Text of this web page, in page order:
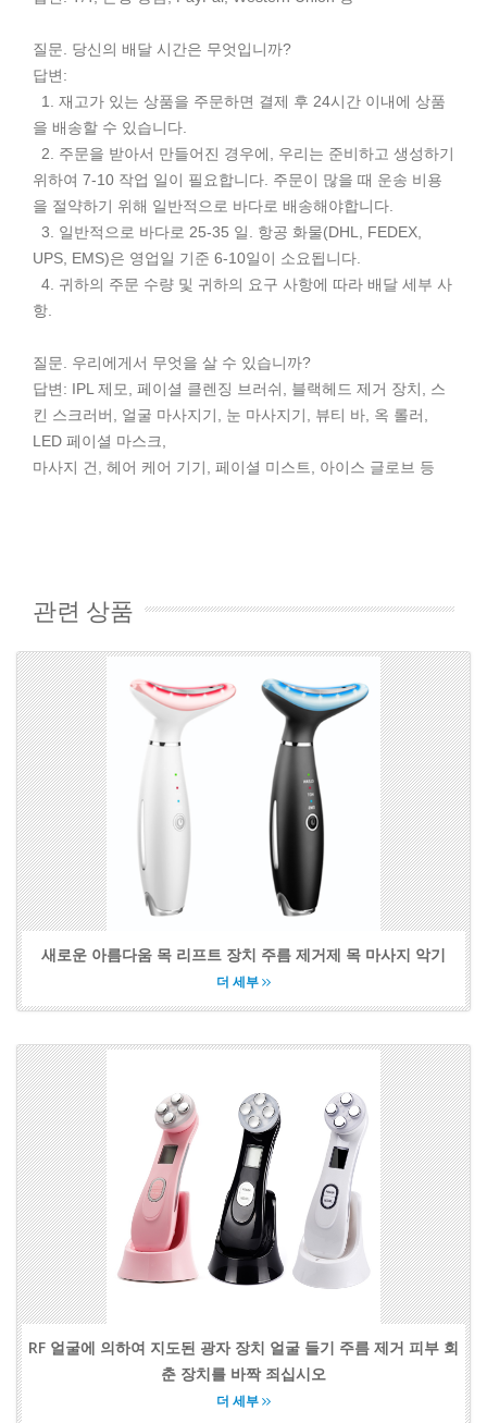
질문. 당신의 배달 시간은 무엇입니까?
답변:
1. 재고가 있는 상품을 주문하면 결제 후 24시간 이내에 상품
을 배송할 수 있습니다.
2. 주문을 받아서 만들어진 경우에, 우리는 준비하고 생성하기
위하여 7-10 작업 일이 필요합니다. 주문이 많을 때 운송 비용
을 절약하기 위해 일반적으로 바다로 배송해야합니다.
3. 일반적으로 바다로 25-35 일. 항공 화물(DHL, FEDEX,
UPS, EMS)은 영업일 기준 6-10일이 소요됩니다.
4. 귀하의 주문 수량 및 귀하의 요구 사항에 따라 배달 세부 사
항.
질문. 우리에게서 무엇을 살 수 있습니까?
답변: IPL 제모, 페이셜 클렌징 브러쉬, 블랙헤드 제거 장치, 스
킨 스크러버, 얼굴 마사지기, 눈 마사지기, 뷰티 바, 옥 롤러,
LED 페이셜 마스크,
마사지 건, 헤어 케어 기기, 페이셜 미스트, 아이스 글로브 등
관련 상품
새로운 아름다움 목 리프트 장치 주름 제거제 목 마사지 악기
더 세부
RF 얼굴에 의하여 지도된 광자 장치 얼굴 들기 주름 제거 피부 회
춘 장치를 바짝 죄십시오
더 세부